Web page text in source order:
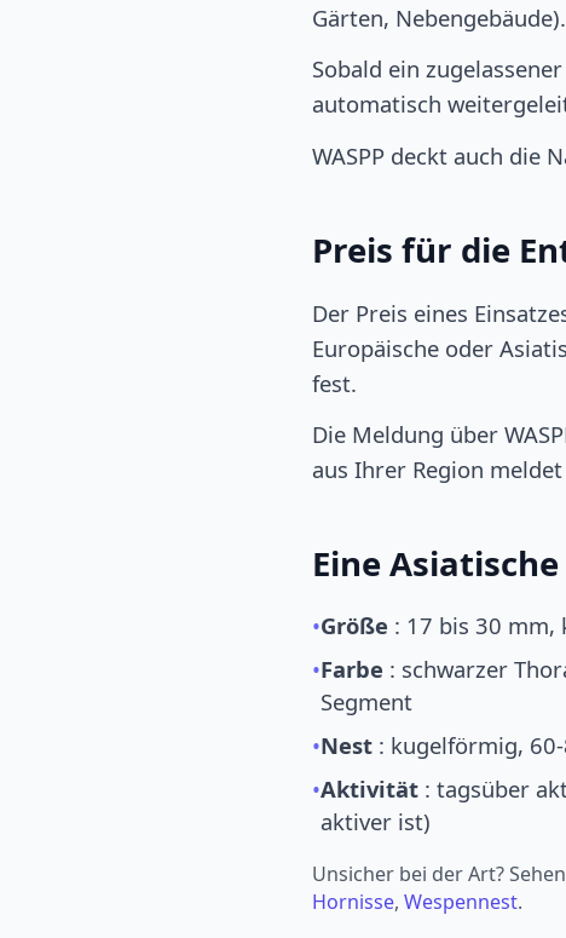
Gärten,
Sobald ein
automatisch
WASPP deckt auch die
Preis für die
Der Preis eines
Europäische oder
fest.
Die Meldung über
aus Ihrer Region
Eine
•Größe : 17 bis 30 mm,
•Farbe : schwarzer
Segment
•Nest : kugelförmig,
•Aktivität : tagsüber
aktiver ist)
Unsicher bei der Art?
Hornisse, Wespennest.